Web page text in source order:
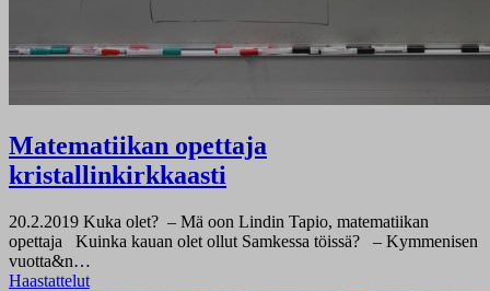
Matematiikan opettaja
kristallinkirkkaasti
20.2.2019 Kuka olet? – Mä oon Lindin Tapio, matematiikan
opettaja Kuinka kauan olet ollut Samkessa töissä? – Kymmenisen
vuotta&n…
Haastattelut